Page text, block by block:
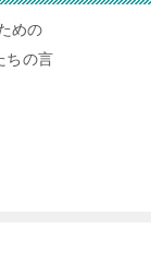
めの
ちの言